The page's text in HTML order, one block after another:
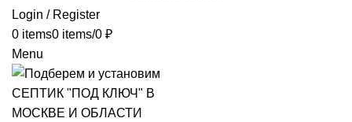
Login / Register
0 items0 items/0 ₽
Menu